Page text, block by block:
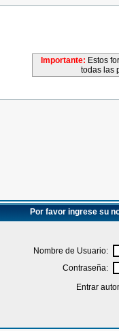
Importante: Estos
todas las
Por favor ingrese su
Nombre de Usuario:
Contraseña:
Entrar